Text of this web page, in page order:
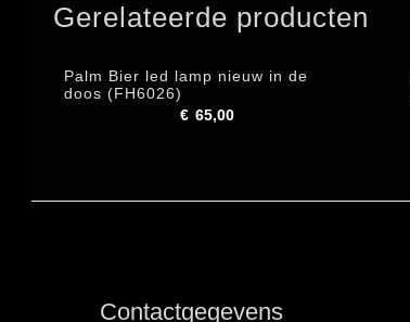
Gerelateerde producten
Palm Bier led lamp nieuw in de
doos (FH6026)
€65,00
Contactgegevens